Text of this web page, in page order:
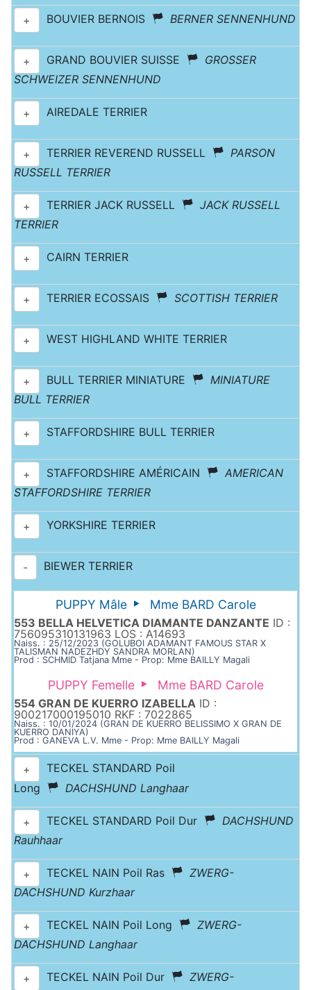
+ BOUVIER BERNOIS BERNER SENNENHUND
+ GRAND BOUVIER SUISSE
GROSSER
SCHWEIZER SENNENHUND
+ AIREDALE TERRIER
+ TERRIER REVEREND RUSSELL
PARSON
RUSSELL TERRIER
+ TERRIER JACK RUSSELL
JACK RUSSELL
TERRIER
+ CAIRN TERRIER
+ TERRIER ECOSSAIS SCOTTISH TERRIER
+ WEST HIGHLAND WHITE TERRIER
+ BULL TERRIER MINIATURE
MINIATURE
BULL TERRIER
+ STAFFORDSHIRE BULL TERRIER
+ STAFFORDSHIRE AMÉRICAIN
AMERICAN
STAFFORDSHIRE TERRIER
+ YORKSHIRE TERRIER
- BIEWER TERRIER
PUPPY Mâle Mme BARD Carole
553 BELLA HELVETICA DIAMANTE DANZANTE ID :
756095310131963 LOS : A14693
Naiss. : 25/12/2023 (GOLUBOI ADAMANT FAMOUS STAR X
TALISMAN NADEZHDY SANDRA MORLAN)
Prod : SCHMID Tatjana Mme - Prop: Mme BAILLY Magali
PUPPY Femelle Mme BARD Carole
554 GRAN DE KUERRO IZABELLA ID :
900217000195010 RKF : 7022865
Naiss. : 10/01/2024 (GRAN DE KUERRO BELISSIMO X GRAN DE
KUERRO DANIYA)
Prod : GANEVA L.V. Mme - Prop: Mme BAILLY Magali
+
TECKEL STANDARD Poil
Long
DACHSHUND Langhaar
+ TECKEL STANDARD Poil Dur
DACHSHUND
Rauhhaar
+ TECKEL NAIN Poil Ras
ZWERG-
DACHSHUND Kurzhaar
+ TECKEL NAIN Poil Long
ZWERG-
DACHSHUND Langhaar
+ TECKEL NAIN Poil Dur
ZWERG-